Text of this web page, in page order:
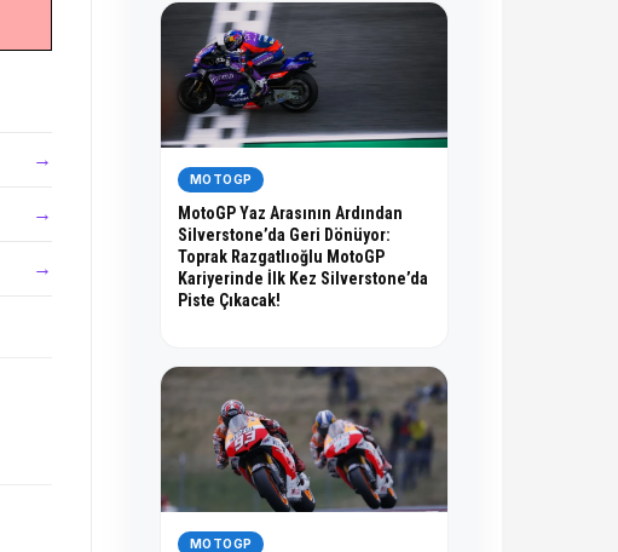
→
→
→
MOTOGP
MotoGP Yaz Arasının Ardından
Silverstone’da Geri Dönüyor:
Toprak Razgatlıoğlu MotoGP
Kariyerinde İlk Kez Silverstone’da
Piste Çıkacak!
MOTOGP